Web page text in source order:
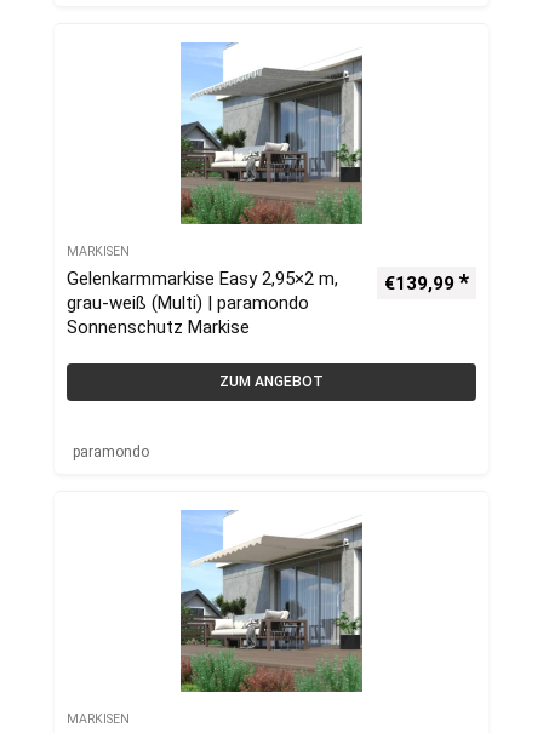
MARKISEN
Gelenkarmmarkise Easy 2,95×2 m,
grau-weiß (Multi) | paramondo
Sonnenschutz Markise
€139,99
ZUM ANGEBOT
paramondo
MARKISEN